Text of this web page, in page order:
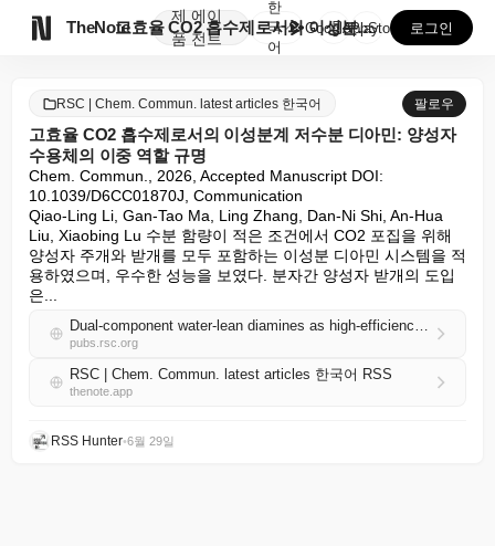
TheNote
제
품
에이
전트
고효율 CO2 흡수제로서의 이성분계 저수분 디아민: 양...
한
국
어
GooglePlay
AppStore 로그인
RSC | Chem. Commun. latest articles 한국어 팔로우
고효율 CO2 흡수제로서의 이성분계 저수분 디아민: 양성자
수용체의 이중 역할 규명
Chem. Commun., 2026, Accepted Manuscript DOI:
10.1039/D6CC01870J, Communication
Qiao-Ling Li, Gan-Tao Ma, Ling Zhang, Dan-Ni Shi, An-Hua
Liu, Xiaobing Lu 수분 함량이 적은 조건에서 CO2 포집을 위해
양성자 주개와 받개를 모두 포함하는 이성분 디아민 시스템을 적
용하였으며, 우수한 성능을 보였다. 분자간 양성자 받개의 도입
은...
Dual-component water-lean diamines as high-efficiency CO2 absorbents: unveiling the twofold role of proton acceptors
pubs.rsc.org
RSC | Chem. Commun. latest articles 한국어 RSS
thenote.app
RSS Hunter•6월 29일